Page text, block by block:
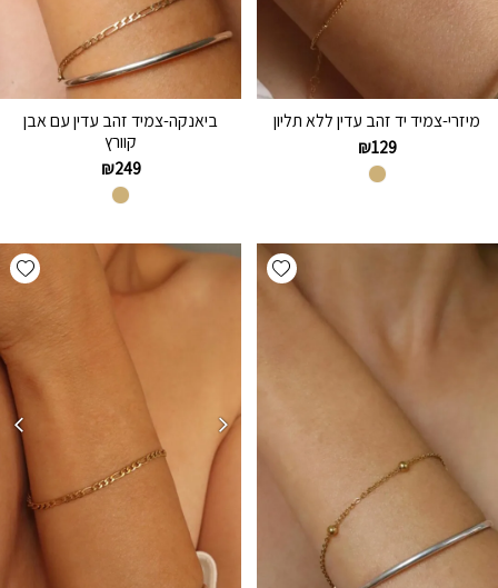
מיזרי-צמיד יד זהב עדין ללא תליון
₪129
ביאנקה-צמיד זהב עדין עם אבן
קוורץ
₪249
Add wishlist